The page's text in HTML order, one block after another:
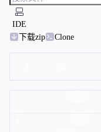
IDE
下载zip
Clone